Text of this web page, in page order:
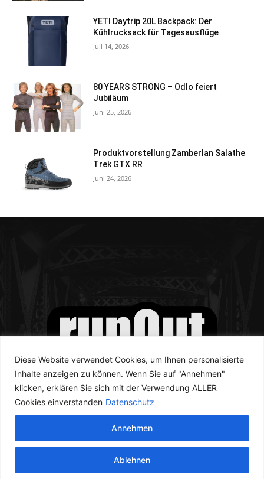
Diese Website verwendet Cookies, um Ihnen personalisierte
Inhalte anzeigen zu können. Wenn Sie auf "Annehmen"
klicken, erklären Sie sich mit der Verwendung ALLER
Cookies einverstanden Datenschutz
Ablehnen
Annehmen
YETI Daytrip 20L Backpack: Der
Kühlrucksack für Tagesausflüge
Juli 14, 2026
80 YEARS STRONG – Odlo feiert
Jubiläum
Juni 25, 2026
Produktvorstellung Zamberlan Salathe
Trek GTX RR
Juni 24, 2026
© runOut Magazine 2023